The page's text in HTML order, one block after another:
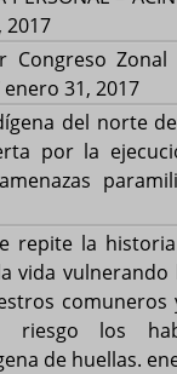
2017
Congreso
enero 31, 2017
del norte
por la
repite la
vida vulnerando
comuneros
riesgo los
de huellas.